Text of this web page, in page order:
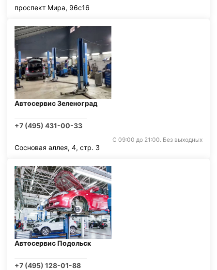
проспект Мира, 96с16
Автосервис Зеленоград
+7 (495) 431-00-33
С 09:00 до 21:00. Без выходных
Сосновая аллея, 4, стр. 3
Автосервис Подольск
+7 (495) 128-01-88